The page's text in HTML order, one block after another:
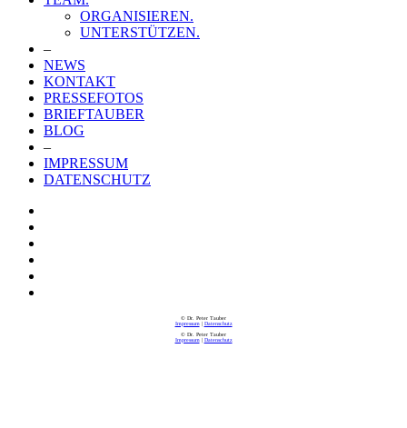
ORGANISIEREN.
UNTERSTÜTZEN.
–
NEWS
KONTAKT
PRESSEFOTOS
BRIEFTAUBER
BLOG
–
IMPRESSUM
DATENSCHUTZ
© Dr. Peter Tauber
Impressum| Datenschutz
© Dr. Peter Tauber
Impressum| Datenschutz